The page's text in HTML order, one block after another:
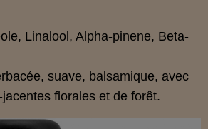
Linalool, Alpha-pinene, Beta-
suave, balsamique, avec
florales et de forêt.